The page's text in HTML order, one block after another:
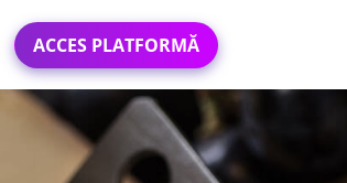
ACCES PLATFORMĂ